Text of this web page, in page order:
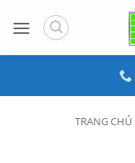
qua
TRANG CHỦ